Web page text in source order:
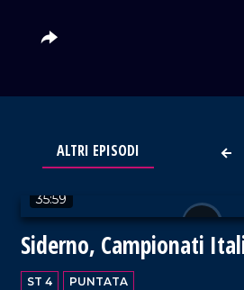
ALTRI EPISODI
35:59
Siderno, Campionati
2024
ST 4 PUNTATA